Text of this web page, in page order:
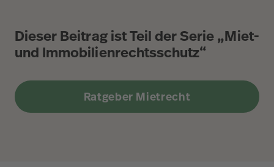
Dieser Beitrag ist Teil der Serie „Miet-
und Immobilienrechtsschutz“
Ratgeber Mietrecht